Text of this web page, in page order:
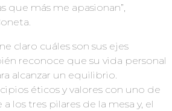
que más me apasionan”,
claro cuáles son sus ejes
reconoce que su vida personal
alcanzar un equilibrio.
éticos y valores con uno de
los tres pilares de la mesa y, el